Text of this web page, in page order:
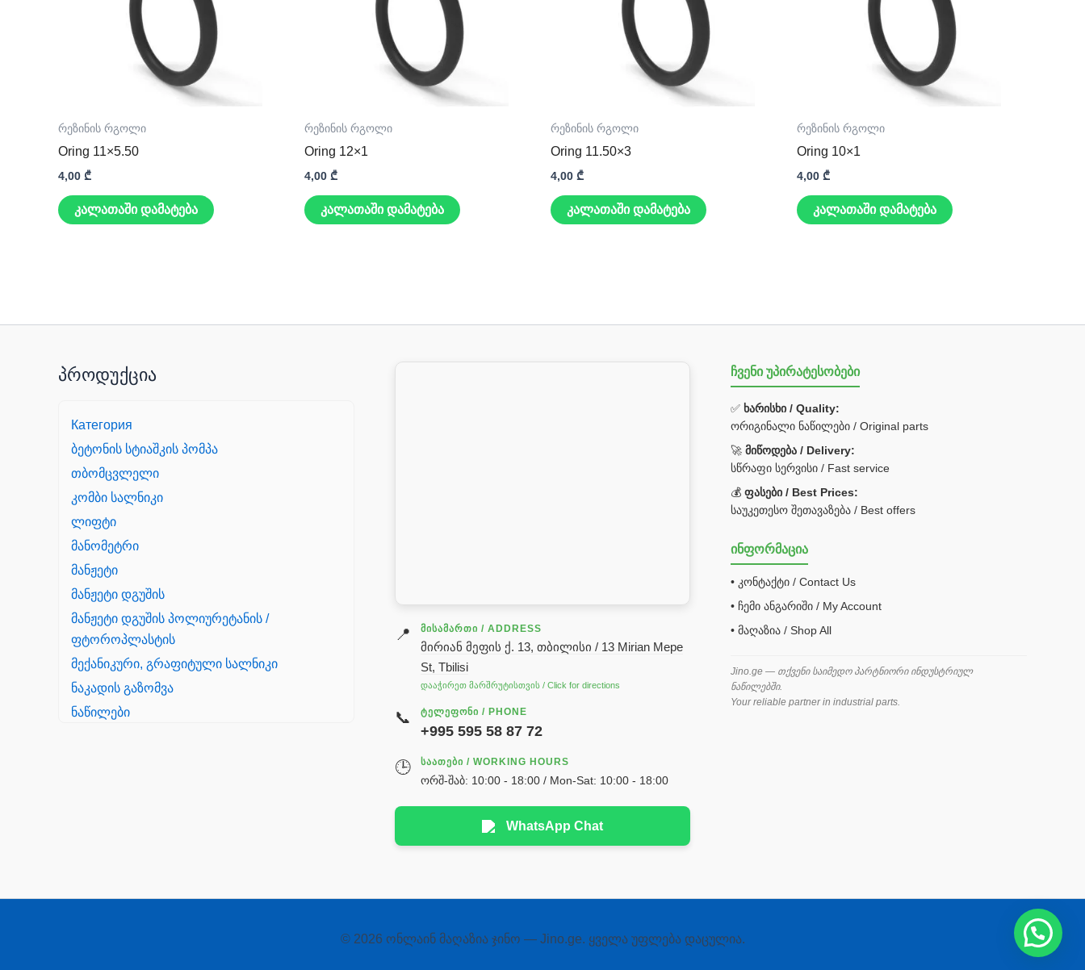
რეზინის რგოლი
Oring 11×5.50
4,00 ₾
კალათაში დამატება
რეზინის რგოლი
Oring 12×1
4,00 ₾
კალათაში დამატება
რეზინის რგოლი
Oring 11.50×3
4,00 ₾
კალათაში დამატება
რეზინის რგოლი
Oring 10×1
4,00 ₾
კალათაში დამატება
პროდუქცია
Категория
ბეტონის სტიაშკის პომპა
თბომცვლელი
კომბი სალნიკი
ლიფტი
მანომეტრი
მანჟეტი
მანჟეტი დგუშის
მანჟეტი დგუშის პოლიურეტანის /
ფტოროპლასტის
მექანიკური, გრაფიტული სალნიკი
ნაკადის გაზომვა
ნაწილები
რეზინის რგოლი
📍 ᲛᲘᲡᲐᲛᲐᲠᲗᲘ / ADDRESS
მირიან მეფის ქ. 13, თბილისი / 13 Mirian Mepe
St, Tbilisi
დააჭირეთ მარშრუტისთვის / Click for directions
📞 ᲢᲔᲚᲔᲤᲝᲜᲘ / PHONE
+995 595 58 87 72
🕒 ᲡᲐᲐᲗᲔᲑᲘ / WORKING HOURS
ორშ-შაბ: 10:00 - 18:00 / Mon-Sat: 10:00 - 18:00
WhatsApp Chat
ჩვენი უპირატესობები
✅ ხარისხი / Quality:
ორიგინალი ნაწილები / Original parts
🚀მიწოდება / Delivery:
სწრაფი სერვისი / Fast service
💰ფასები / Best Prices:
საუკეთესო შეთავაზება / Best offers
ინფორმაცია
• კონტაქტი / Contact Us
• ჩემი ანგარიში / My Account
• მაღაზია / Shop All
Jino.ge — თქვენი საიმედო პარტნიორი ინდუსტრიულ
ნაწილებში.
Your reliable partner in industrial parts.
© 2026 ონლაინ მაღაზია ჯინო — Jino.ge. ყველა უფლება დაცულია.